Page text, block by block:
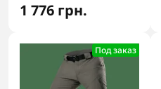
1 776 грн.
Под заказ